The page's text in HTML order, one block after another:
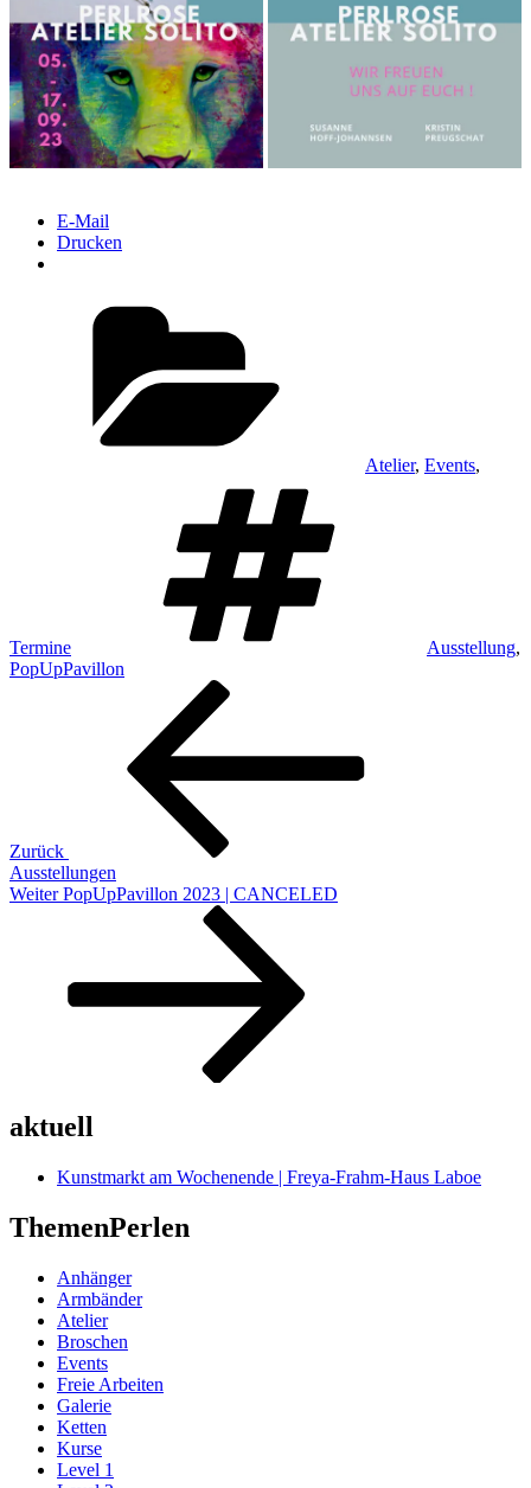
E-Mail
Drucken
Atelier, Events,
Termine Ausstellung,
PopUpPavillon
Beitragsnavigation
Zurück
Ausstellungen
Nächster
Weiter PopUpPavillon 2023 | CANCELED
aktuell
Kunstmarkt am Wochenende | Freya-Frahm-Haus Laboe
ThemenPerlen
Anhänger
Armbänder
Atelier
Broschen
Events
Freie Arbeiten
Galerie
Ketten
Kurse
Level 1